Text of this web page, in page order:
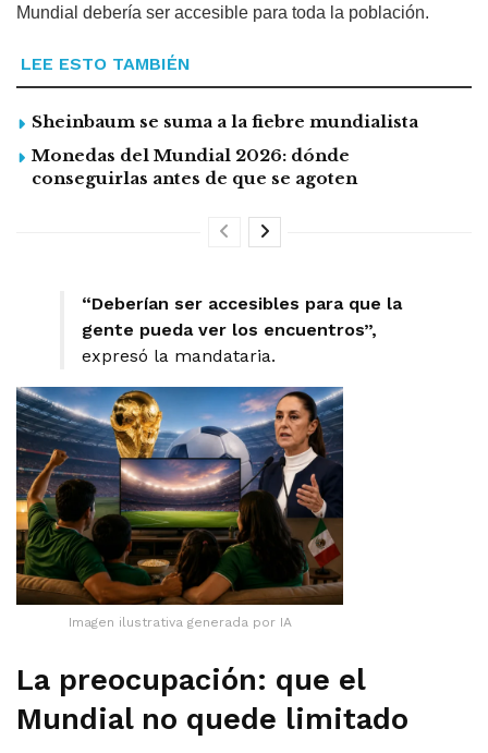
Mundial debería ser accesible para toda la población.
LEE ESTO TAMBIÉN
Sheinbaum se suma a la fiebre mundialista
Monedas del Mundial 2026: dónde
conseguirlas antes de que se agoten
“Deberían ser accesibles para que la
gente pueda ver los encuentros”,
expresó la mandataria.
Imagen ilustrativa generada por IA
La preocupación: que el
Mundial no quede limitado